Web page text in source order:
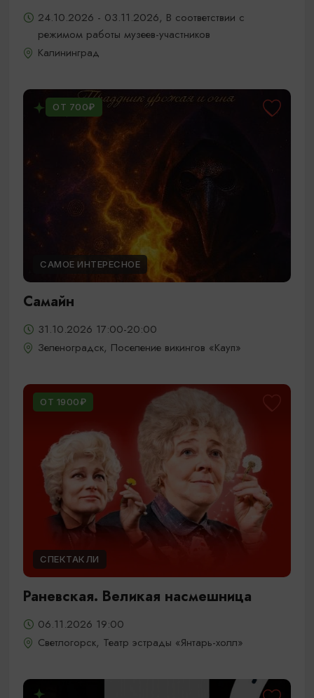
24.10.2026 - 03.11.2026, В соответствии с
режимом работы музеев-участников
Калининград
ОТ 700₽
САМОЕ ИНТЕРЕСНОЕ
Самайн
31.10.2026 17:00-20:00
Зеленоградск, Поселение викингов «Кауп»
ОТ 1900₽
СПЕКТАКЛИ
Раневская. Великая насмешница
06.11.2026 19:00
Светлогорск, Театр эстрады «Янтарь-холл»